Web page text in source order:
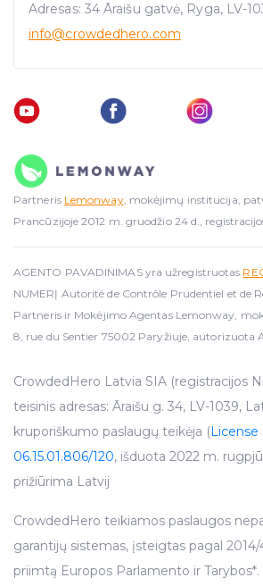
Adresas: 34 Āraišu gatvė, Ryga, LV-
info@crowdedhero.com
Partneris Lemonway, mokėjimų institucija,
Prancūzijoje 2012 m. gruodžio 24 d.,
AGENTO PAVADINIMAS yra užregistruotas
NUMERĮ Autorité de Contrôle Prudentiel et de
Partneris ir Mokėjimo Agentas Lemonway,
8, rue du Sentier 75002 Paryžiuje, autorizuota
CrowdedHero Latvia SIA (registracijos
teisinis adresas: Āraišu g. 34, LV-1039,
kruporiškumo paslaugų teikėja (
06.15.01.806/120, išduota 2022 m.
prižiūrima Latvij
CrowdedHero teikiamos paslaugos
garantijų sistemas, įsteigtas pagal
priimtą Europos Parlamento ir Tarybos*.